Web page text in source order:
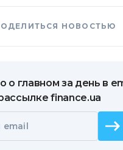
НОВОСТЬЮ
о главном за день в
finance.ua
email